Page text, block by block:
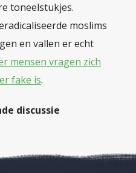
toneelstukjes.
moslims
en vallen er echt
mensen vragen zich
fake is.
discussie